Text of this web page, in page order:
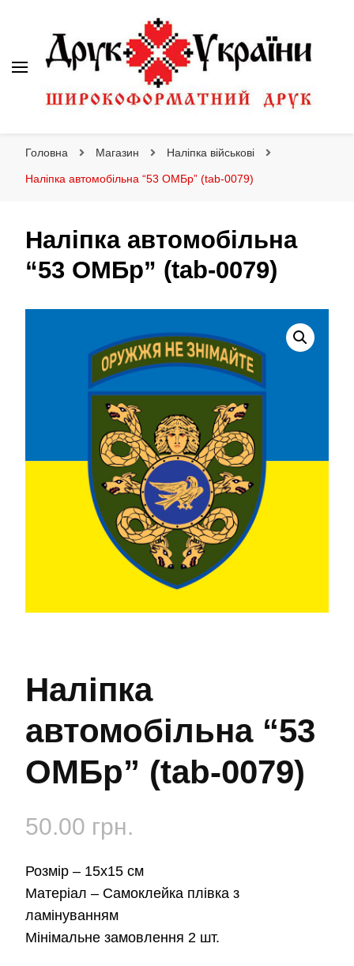
Головна Магазин Наліпка військові
Наліпка автомобільна “53 ОМБр” (tab-0079)
Наліпка автомобільна
“53 ОМБр” (tab-0079)
Наліпка
автомобільна “53
ОМБр” (tab-0079)
50.00 грн.
Розмір – 15х15 см
Матеріал – Самоклейка плівка з
ламінуванням
Мінімальне замовлення 2 шт.